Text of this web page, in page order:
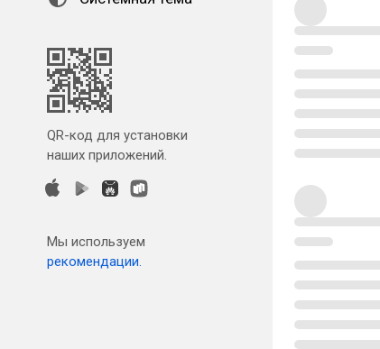
QR-код для установки
наших приложений.
Мы используем
рекомендации.